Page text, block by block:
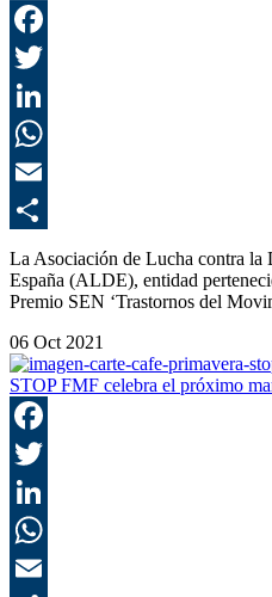
La Asociación de Lucha contra la
España (ALDE), entidad
Premio SEN ‘Trastornos del
06 Oct 2021
STOP FMF celebra el próximo